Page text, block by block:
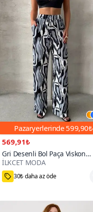
Pazaryerlerinde 599,90₺
569,91₺
Gri Desenli Bol Paça Viskon
Pantolon
İLKCET MODA
100+
30₺ daha az öde